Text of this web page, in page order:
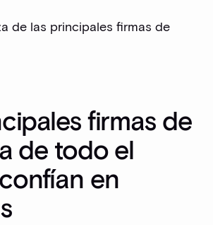
de las principales firmas de
firmas de
de todo el
en